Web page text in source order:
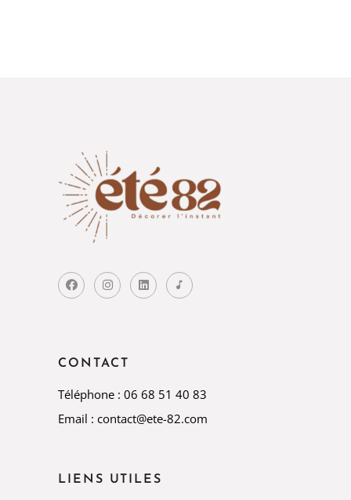
CONTACT
Téléphone : 06 68 51 40 83
Email : contact@ete-82.com
LIENS UTILES